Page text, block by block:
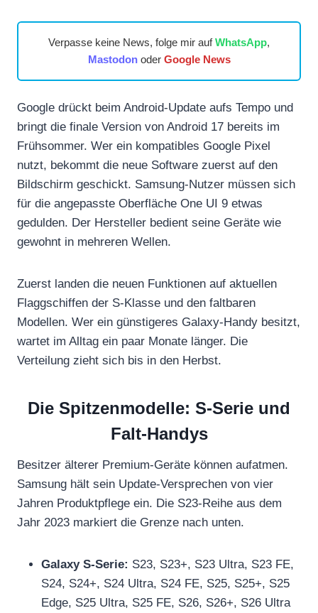
Verpasse keine News, folge mir aufWhatsApp,
Mastodonoder Google News
Google drückt beim Android-Update aufs Tempo und
bringt die finale Version von Android 17 bereits im
Frühsommer. Wer ein kompatibles Google Pixel
nutzt, bekommt die neue Software zuerst auf den
Bildschirm geschickt. Samsung-Nutzer müssen sich
für die angepasste Oberfläche One UI 9 etwas
gedulden. Der Hersteller bedient seine Geräte wie
gewohnt in mehreren Wellen.
Zuerst landen die neuen Funktionen auf aktuellen
Flaggschiffen der S-Klasse und den faltbaren
Modellen. Wer ein günstigeres Galaxy-Handy besitzt,
wartet im Alltag ein paar Monate länger. Die
Verteilung zieht sich bis in den Herbst.
Die Spitzenmodelle: S-Serie und
Falt-Handys
Besitzer älterer Premium-Geräte können aufatmen.
Samsung hält sein Update-Versprechen von vier
Jahren Produktpflege ein. Die S23-Reihe aus dem
Jahr 2023 markiert die Grenze nach unten.
Galaxy S-Serie: S23, S23+, S23 Ultra, S23 FE,
S24, S24+, S24 Ultra, S24 FE, S25, S25+, S25
Edge, S25 Ultra, S25 FE, S26, S26+, S26 Ultra